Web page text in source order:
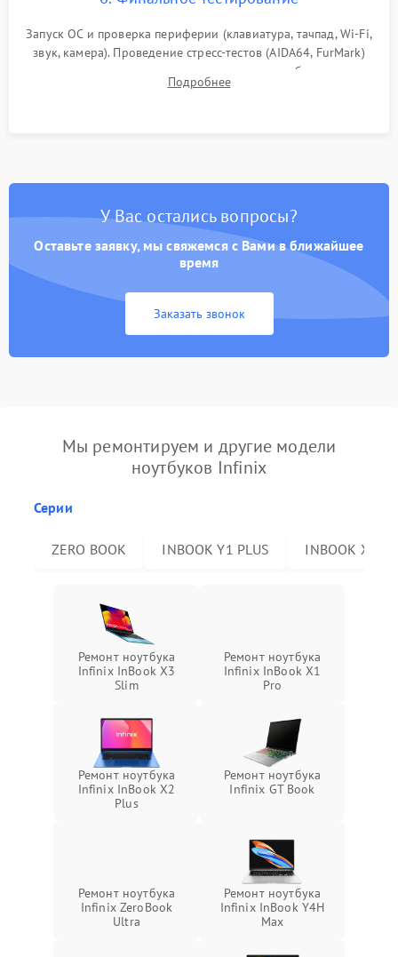
Запуск ОС и проверка периферии (клавиатура, тачпад, Wi-Fi,
звук, камера). Проведение стресс-тестов (AIDA64, FurMark)
для контроля температурного режима и стабильности
системы под пиковой нагрузкой.
Подробнее
У Вас остались вопросы?
Оставьте заявку, мы свяжемся с Вами в ближайшее
время
Заказать звонок
Мы ремонтируем и другие модели
ноутбуков Infinix
Серии
ZERO BOOK INBOOK Y1 PLUS INBOOK X2
Ремонт ноутбука
Infinix InBook X3
Slim
Ремонт ноутбука
Infinix InBook X1
Pro
Ремонт ноутбука
Infinix InBook X2
Plus
Ремонт ноутбука
Infinix GT Book
Ремонт ноутбука
Infinix ZeroBook
Ultra
Ремонт ноутбука
Infinix InBook Y4H
Max